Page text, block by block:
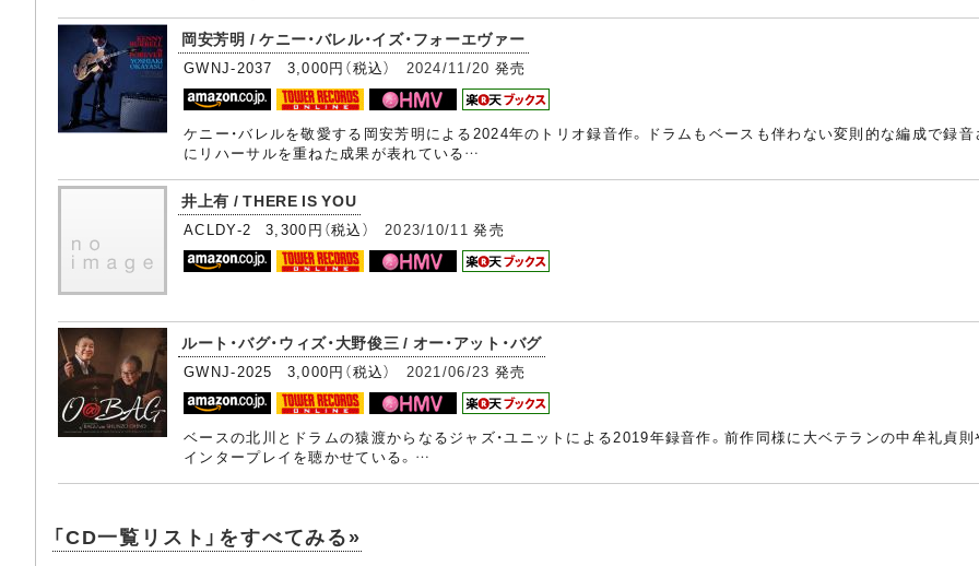
岡安芳明 / ケニー・バレル・イズ・フォーエヴァー
GWNJ-2037 3,000円（税込） 2024/11/20 発売
ケニー・バレルを敬愛する岡安芳明による2024年のトリオ録音作。ドラムもベースも伴わない変則的な編成で録
にリハーサルを重ねた成果が表れている…
井上有 / THERE IS YOU
ACLDY-2 3,300円（税込） 2023/10/11 発売
ルート・バグ・ウィズ・大野俊三 / オー・アット・バグ
GWNJ-2025 3,000円（税込） 2021/06/23 発売
ベースの北川とドラムの猿渡からなるジャズ・ユニットによる2019年録音作。前作同様に大ベテランの中牟礼貞
インタープレイを聴かせている。…
「CD一覧リスト」をすべてみる»